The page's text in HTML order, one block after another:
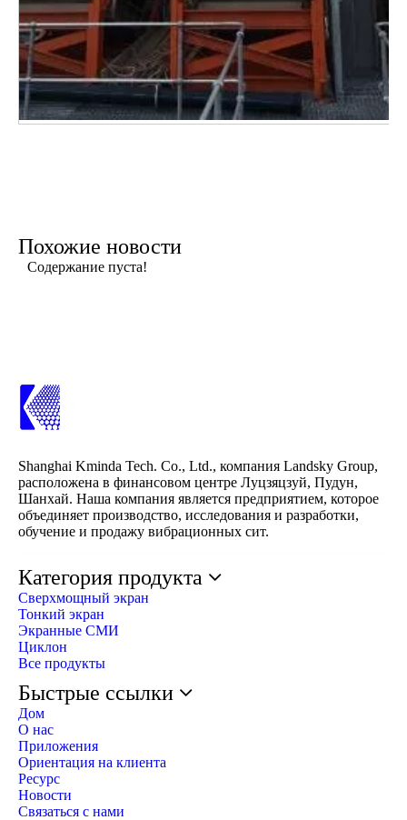
Похожие новости
Содержание пуста!
Shanghai Kminda Tech. Co., Ltd., компания Landsky Group,
расположена в финансовом центре Луцзяцзуй, Пудун,
Шанхай. Наша компания является предприятием, которое
объединяет производство, исследования и разработки,
обучение и продажу вибрационных сит.
Категория продукта
Сверхмощный экран
Тонкий экран
Экранные СМИ
Циклон
Все продукты
Быстрые ссылки
Дом
О нас
Приложения
Ориентация на клиента
Ресурс
Новости
Связаться с нами